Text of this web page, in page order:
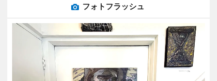
フォトフラッシュ